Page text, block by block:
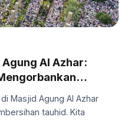
Al Azhar:
Masjid Agung Al Azhar
tauhid. Kita